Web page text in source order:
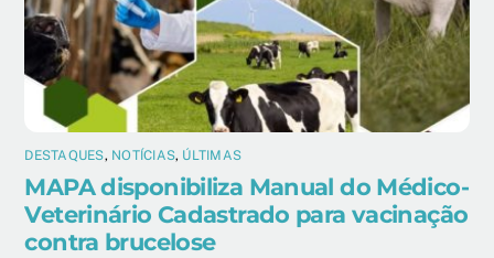
DESTAQUES, NOTÍCIAS, ÚLTIMAS
MAPA disponibiliza Manual do Médico-
Veterinário Cadastrado para vacinação
contra brucelose